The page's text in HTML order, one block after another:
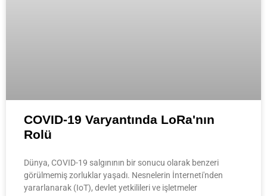
COVID-19 Varyantında LoRa'nın
Rolü
Dünya, COVID-19 salgınının bir sonucu olarak benzeri
görülmemiş zorluklar yaşadı. Nesnelerin İnterneti'nden
yararlanarak (IoT), devlet yetkilileri ve işletmeler